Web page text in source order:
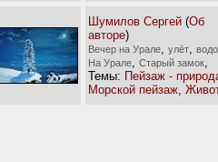
Шумилов Сергей (Об
авторе)
Вечер на Урале улёт
На Урале
Старый замок
Темы: Пейзаж -
Морской пейзаж